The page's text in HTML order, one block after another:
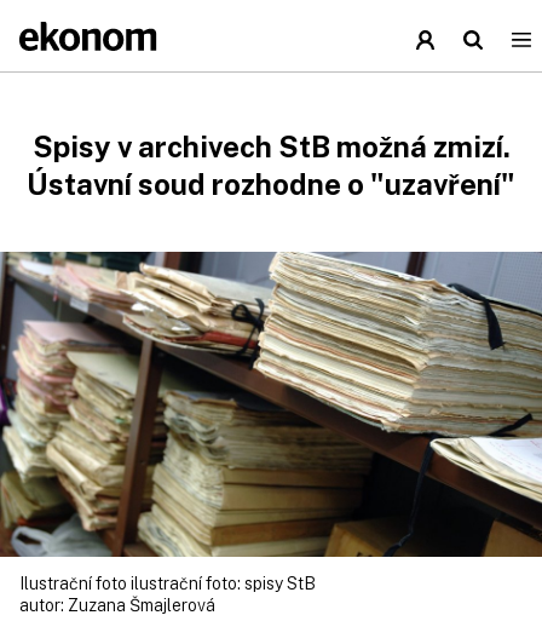
Spisy v archivech StB možná zmizí.
Ústavní soud rozhodne o "uzavření"
Ilustrační foto ilustrační foto: spisy StB
autor: Zuzana Šmajlerová